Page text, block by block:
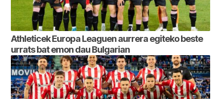
Athleticek Europa Leaguen aurrera egiteko beste
urrats bat emon dau Bulgarian